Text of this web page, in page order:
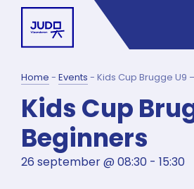
Home - Events - Kids Cup Brugge U9
Kids Cup
Beginners
26 september@ 08:30 - 15:30